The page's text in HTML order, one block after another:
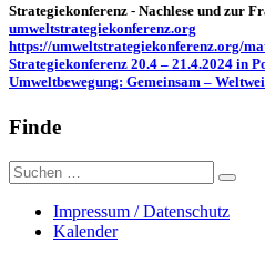
Strategiekonferenz - Nachlese und zur
umweltstrategiekonferenz.org
https://umweltstrategiekonferenz.org/
Strategiekonferenz 20.4 – 21.4.2024 in
Umweltbewegung: Gemeinsam –
Finde
Suche
nach:
Impressum / Datenschutz
Kalender